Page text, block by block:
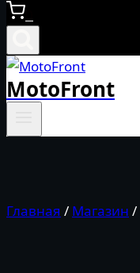
MotoFront
Главная / Магазин /